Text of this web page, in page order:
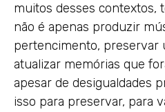
muitos desses contextos,
não é apenas produzir
pertencimento, preservar
atualizar memórias que
apesar de desigualdades
isso para preservar, para